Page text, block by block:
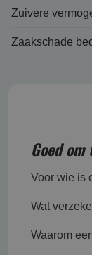
Zuivere
Zaakschade
Goed
Voor wie is
Wat
Waarom